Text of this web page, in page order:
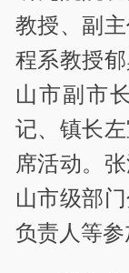
教授、副
程系教授
山市副市
记、镇长
席活动。
山市级部
负责人等参